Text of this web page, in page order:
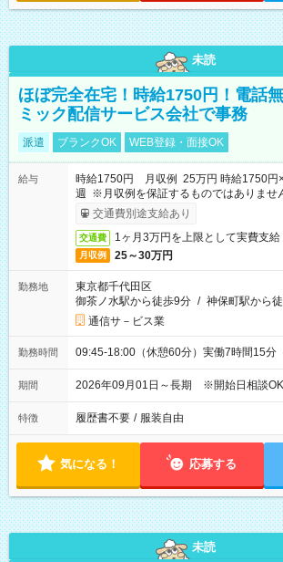
未読
ほぼ完全在宅！時給1750円！電話
ミック配信サービス会社で事務
派遣 ブランクOK WEB登録・面接OK
給与
時給1750円 月収例 25万円 時給1750円
週 ※月収例を保証するものではありませ
ービス利用可（利用条件有）
交通費別途支給あり
交通費 1ヶ月3万円を上限として実費支給
月収例 25～30万円
勤務地
東京都千代田区
御茶ノ水駅から徒歩9分 / 神保町駅から
通信サ－ビス業
勤務時間 09:45-18:00（休憩60分）実働7時間15分
期間 2026年09月01日～長期 ※開始日相談
特徴 履歴書不要 / 服装自由
気になる！ 応募する
未読